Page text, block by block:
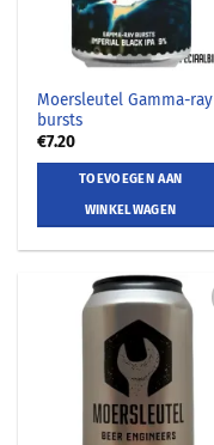
Moersleutel Gamma-ray
bursts
€7.20
TOEVOEGEN AAN
WINKELWAGEN